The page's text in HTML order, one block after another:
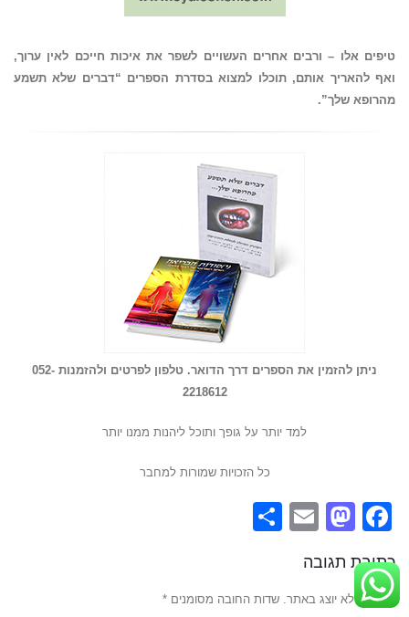
טיפים אלו – ורבים אחרים העשויים לשפר את איכות חייכם לאין ערוך,
ואף להאריך אותם, תוכלו למצוא בסדרת הספרים “דברים שלא תשמע
מהרופא שלך”.
ניתן להזמין את הספרים דרך הדואר. טלפון
לפרטים ולהזמנות 052-
2218612
למד יותר על גופך ותוכל ליהנות ממנו יותר
כל הזכויות שמורות למחבר
Facebook
Mastodon
Email
כתיבת תגובה
האימייל לא יוצג באתר. שדות החובה מסומנים *